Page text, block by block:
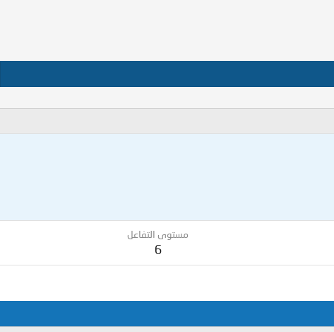
مستوى التفاعل
6